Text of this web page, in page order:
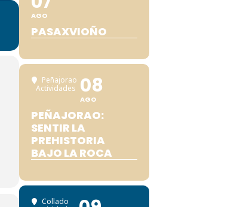
AGO
PASAXVIOÑO
Peñajorao
Actividades 08
AGO
PEÑAJORAO:
SENTIR LA
PREHISTORIA
BAJO LA ROCA
Collado